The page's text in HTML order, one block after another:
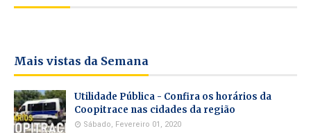
Mais vistas da Semana
Utilidade Pública - Confira os horários da
Coopitrace nas cidades da região
Sábado, Fevereiro 01, 2020